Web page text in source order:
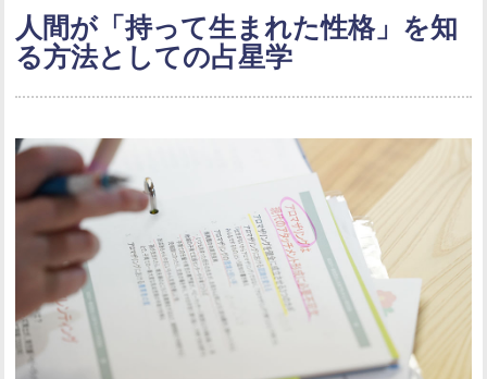
人間が「持って生まれた性格」を知
る方法としての占星学